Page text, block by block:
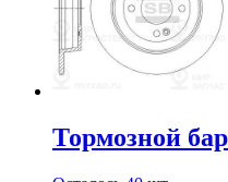
Тормозной